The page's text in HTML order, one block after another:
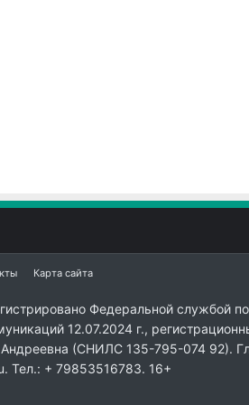
Карта сайта
Федеральной службой
12.07.2024 г.,
(СНИЛС 135-795-074 92).
Тел.: + 79853516783. 16+